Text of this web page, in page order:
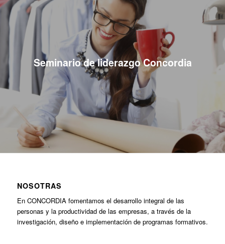
Seminario de liderazgo Concordia
NOSOTRAS
En CONCORDIA fomentamos el desarrollo integral de las
personas y la productividad de las empresas, a través de la
investigación, diseño e implementación de programas formativos.